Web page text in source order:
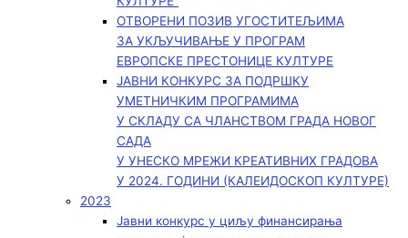
ОТВОРЕНИ ПОЗИВ УГОСТИТЕЉИМА
ЗА УКЉУЧИВАЊЕ У ПРОГРАМ
ЕВРОПСКЕ ПРЕСТОНИЦЕ КУЛТУРЕ
ЈАВНИ КОНКУРС ЗА ПОДРШКУ
УМЕТНИЧКИМ ПРОГРАМИМА
У СКЛАДУ СА ЧЛАНСТВОМ ГРАДА НОВОГ
САДА
У УНЕСКО МРЕЖИ КРЕАТИВНИХ ГРАДОВА
У 2024. ГОДИНИ (КАЛЕИДОСКОП КУЛТУРЕ)
2023
Јавни конкурс у циљу финансирања